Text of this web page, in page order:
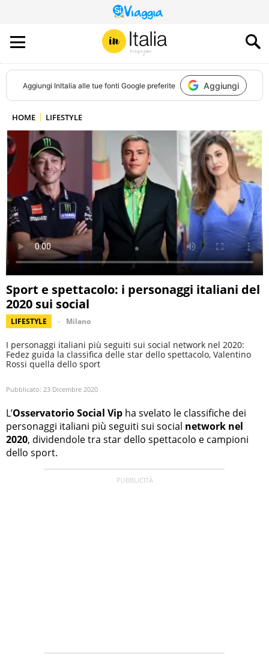
QUESTO
SITO
CONTRIBUISCE
ALL’AUDIENCE
DI
Aggiungi InItalia alle tue fonti Google preferite Aggiungi
HOME LIFESTYLE
Sport e spettacolo: i personaggi italiani del
2020 sui social
LIFESTYLE Milano
I personaggi italiani più seguiti sui social network nel 2020:
Fedez guida la classifica delle star dello spettacolo, Valentino
Rossi quella dello sport
Pubblicato: 23 Dicembre 2020
L’Osservatorio Social Vip ha svelato le classifiche dei
personaggi italiani più seguiti sui social network nel
2020, dividendole tra star dello spettacolo e campioni
dello sport.